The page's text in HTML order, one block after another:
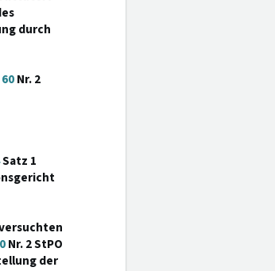
durch
60Nr. 2
Satz 1
Nr. 2 StPO
der